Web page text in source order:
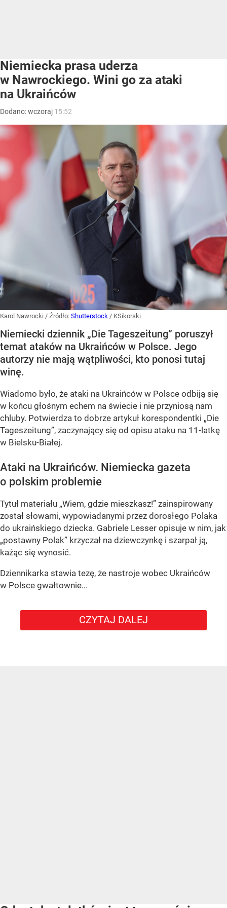
Niemiecka prasa uderza
w Nawrockiego. Wini go za ataki
na Ukraińców
Dodano:wczoraj 15:52
Karol Nawrocki / Źródło: Shutterstock / KSikorski
Niemiecki dziennik „Die Tageszeitung” poruszył
temat ataków na Ukraińców w Polsce. Jego
autorzy nie mają wątpliwości, kto ponosi tutaj
winę.
Wiadomo było, że ataki na Ukraińców w Polsce odbiją się
w końcu głośnym echem na świecie i nie przyniosą nam
chluby. Potwierdza to dobrze artykuł korespondentki „Die
Tageszeitung”, zaczynający się od opisu ataku na 11-latkę
w Bielsku-Białej.
Ataki na Ukraińców. Niemiecka gazeta
o polskim problemie
Tytuł materiału „Wiem, gdzie mieszkasz!” zainspirowany
został słowami, wypowiadanymi przez dorosłego Polaka
do ukraińskiego dziecka. Gabriele Lesser opisuje w nim, jak
„postawny Polak” krzyczał na dziewczynkę i szarpał ją,
każąc się wynosić.
Dziennikarka stawia tezę, że nastroje wobec Ukraińców
w Polsce gwałtownie...
CZYTAJ DALEJ